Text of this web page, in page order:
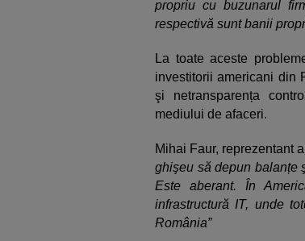
propriu cu buzunarul
respectivă sunt banii
La toate aceste
investitorii americani din
şi netransparența
mediului de afaceri.
Mihai Faur, reprezentant
ghişeu să depun balanțe
Este aberant. În
infrastructură IT, unde
România”